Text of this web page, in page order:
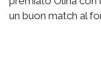
un buon match al